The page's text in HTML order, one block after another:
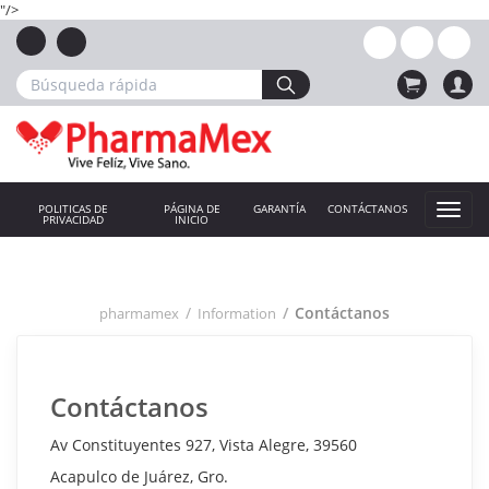
"/>
POLITICAS DE
PRIVACIDAD
PÁGINA DE
INICIO
GARANTÍA CONTÁCTANOS
pharmamex Information Contáctanos
Contáctanos
Av Constituyentes 927, Vista Alegre, 39560
Acapulco de Juárez, Gro.